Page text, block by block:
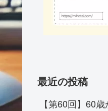
最近の投稿
【第60回】60